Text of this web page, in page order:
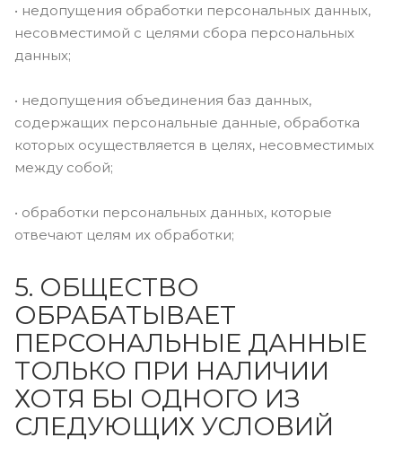
• недопущения обработки персональных данных,
несовместимой с целями сбора персональных
данных;
• недопущения объединения баз данных,
содержащих персональные данные, обработка
которых осуществляется в целях, несовместимых
между собой;
• обработки персональных данных, которые
отвечают целям их обработки;
5. ОБЩЕСТВО
ОБРАБАТЫВАЕТ
ПЕРСОНАЛЬНЫЕ ДАННЫЕ
ТОЛЬКО ПРИ НАЛИЧИИ
ХОТЯ БЫ ОДНОГО ИЗ
СЛЕДУЮЩИХ УСЛОВИЙ